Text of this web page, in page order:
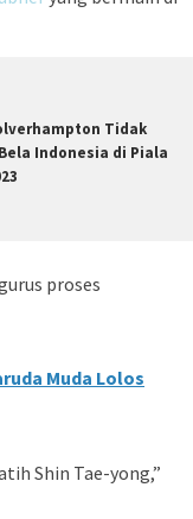
Tidak
Indonesia di Piala
proses
Muda Lolos
Shin Tae-yong,”